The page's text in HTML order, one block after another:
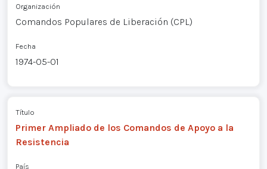
Organización
Comandos Populares de Liberación (CPL)
Fecha
1974-05-01
Título
Primer Ampliado de los Comandos de Apoyo a la
Resistencia
País